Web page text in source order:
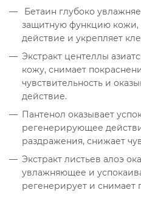
Бетаин глубоко
защитную функцию кожи,
действие и укрепляет
Экстракт центеллы
кожу, снимает
чувствительность и
действие.
Пантенол оказывает
регенерирующее
раздражения, снижает
Экстракт листьев алоэ
увлажняющее и
регенерирует и снимает